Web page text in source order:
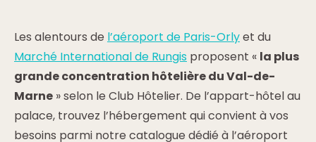
Les alentours de l’aéroport de Paris-Orlyet du
Marché International de Rungis proposent « la plus
grande concentration hôtelière du Val-de-
Marne » selon le Club Hôtelier. De l’appart-hôtel au
palace, trouvez l’hébergement qui convient à vos
besoins parmi notre catalogue dédié à l’aéroport